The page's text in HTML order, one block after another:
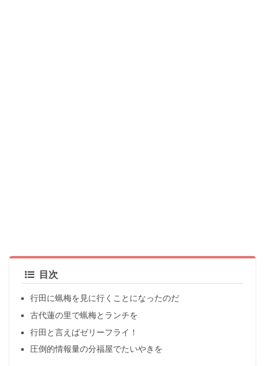
目次
行田に蝋梅を見に行くことになったのだ
古代蓮の里で蝋梅とランチを
行田と言えばゼリーフライ！
圧倒的情報量の分福屋でたいやきを